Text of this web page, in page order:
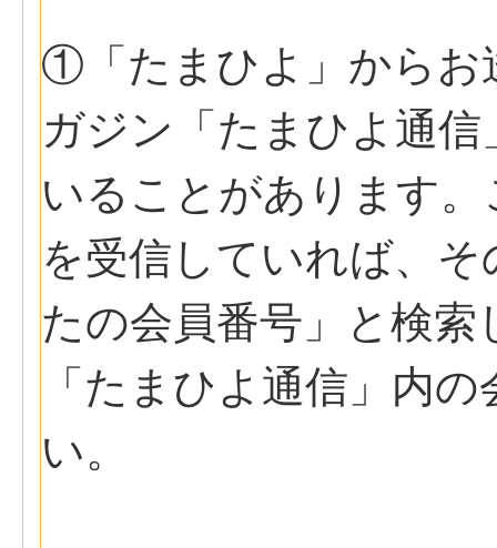
①「たまひよ」からお
ガジン「たまひよ通
いることがあります
を受信していれば、
たの会員番号」と検
「たまひよ通信」内
い。